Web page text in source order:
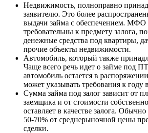
Недвижимость, полноправно
заявителю. Это более
выдачи займа с обеспечением. МФО
требовательны к предмету залога,
денежные средства под квартиры,
прочие объекты недвижимости.
Автомобиль, который также
Чаще всего речь идет о займе под
автомобиль остается в
может указывать требования к году
Сумма займа под залог зависит от
заемщика и от стоимости
оставляет в качестве залога.
50-70% от среднерыночной цены
сделки.